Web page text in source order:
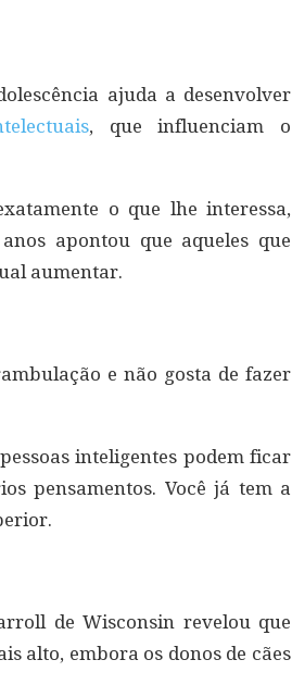
ajuda a desenvolver
, que influenciam o
o que lhe interessa,
apontou que aqueles que
aumentar.
e não gosta de fazer
inteligentes podem ficar
pensamentos. Você já tem a
de Wisconsin revelou que
alto, embora os donos de cães